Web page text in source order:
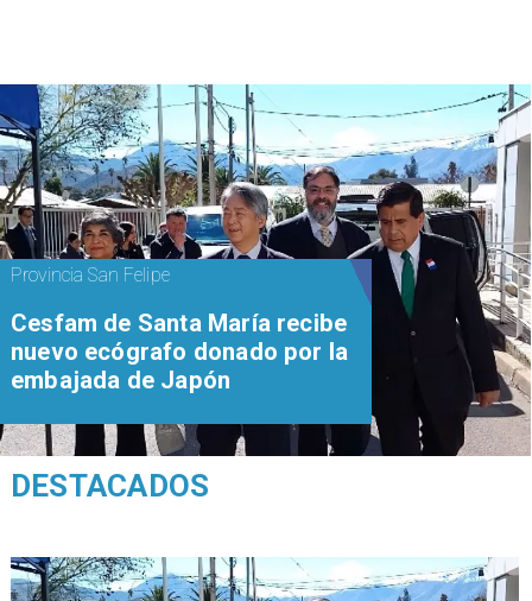
Provincia San Felipe
Cesfam de Santa María recibe
nuevo ecógrafo donado por la
embajada de Japón
DESTACADOS